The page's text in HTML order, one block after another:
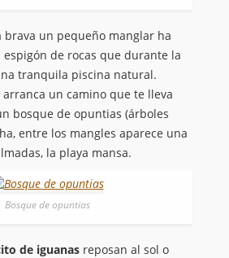
brava un pequeño manglar ha
de rocas que durante la
tranquila piscina natural.
un camino que te lleva
bosque de opuntias (árboles
entre los mangles aparece una
la playa mansa.
Bosque de opuntias
de iguanas reposan al sol o